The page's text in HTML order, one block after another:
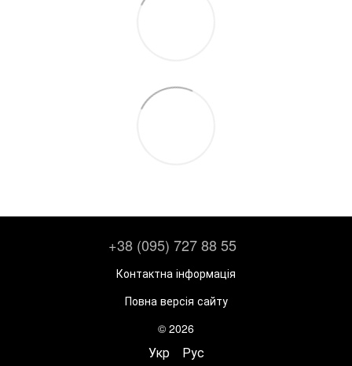
+38 (095) 727 88 55
Контактна інформація
Повна версія сайту
© 2026
Укр Рус